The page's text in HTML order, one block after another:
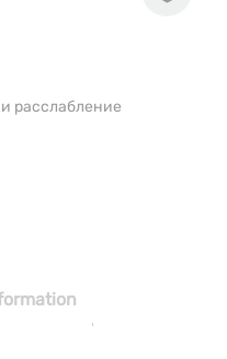
расслабление